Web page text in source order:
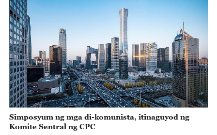
Simposyum ng mga di-komunista, itinaguyod ng
Komite Sentral ng CPC